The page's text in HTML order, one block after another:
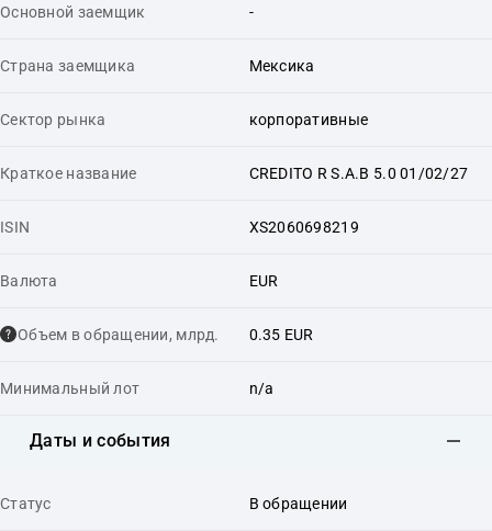
Основной заемщик -
Страна заемщика Мексика
Сектор рынка корпоративные
Краткое название CREDITO R S.A.B 5.0 01/02/27
ISIN XS2060698219
Валюта EUR
Объем в обращении, млрд. 0.35 EUR
Минимальный лот n/a
Даты и события
Статус В обращении